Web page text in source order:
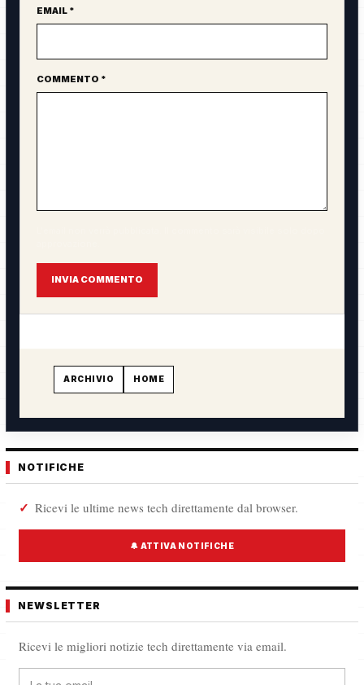
EMAIL *
COMMENTO *
INVIA COMMENTO
ARCHIVIO HOME
NOTIFICHE
Ricevi le ultime news tech direttamente dal browser.
🔔 ATTIVA NOTIFICHE
NEWSLETTER
Ricevi le migliori notizie tech direttamente via email.